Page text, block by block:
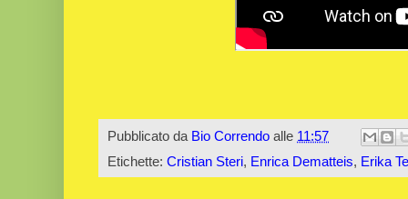
Pubblicato da Bio Correndo alle 11:57
Etichette: Cristian Steri, Enrica Dematteis, Erika